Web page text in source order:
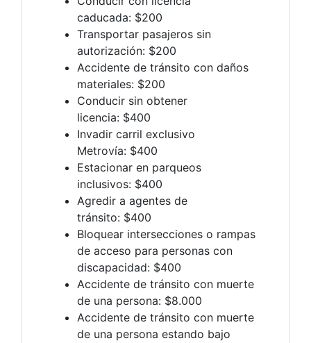
caducada: $200
Transportar pasajeros sin
autorización: $200
Accidente de tránsito con daños
materiales: $200
Conducir sin obtener
licencia: $400
Invadir carril exclusivo
Metrovía: $400
Estacionar en parqueos
inclusivos: $400
Agredir a agentes de
tránsito: $400
Bloquear intersecciones o rampas
de acceso para personas con
discapacidad: $400
Accidente de tránsito con muerte
de una persona: $8.000
Accidente de tránsito con muerte
de una persona estando bajo